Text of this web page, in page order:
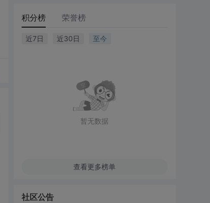
积分榜 荣誉榜
近7日 近30日 至今
暂无数据
查看更多榜单
社区公告